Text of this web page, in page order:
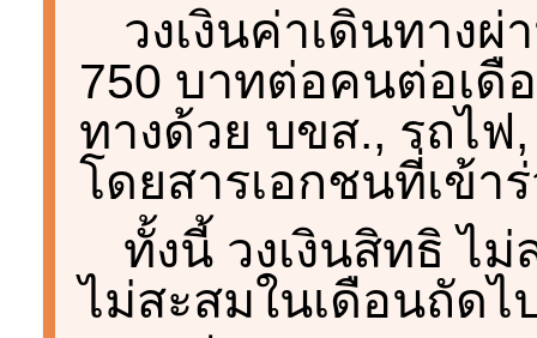
วงเงินค่าเดินทาง
750 บาทต่อคนต่อเดื
ทางด้วย บขส., รถไ
โดยสารเอกชนที่เข้า
ทั้งนี้ วงเงินสิทธิ ไ
ไม่สะสมในเดือนถัดไ